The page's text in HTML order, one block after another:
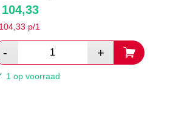
104,33 p/1
1 op voorraad